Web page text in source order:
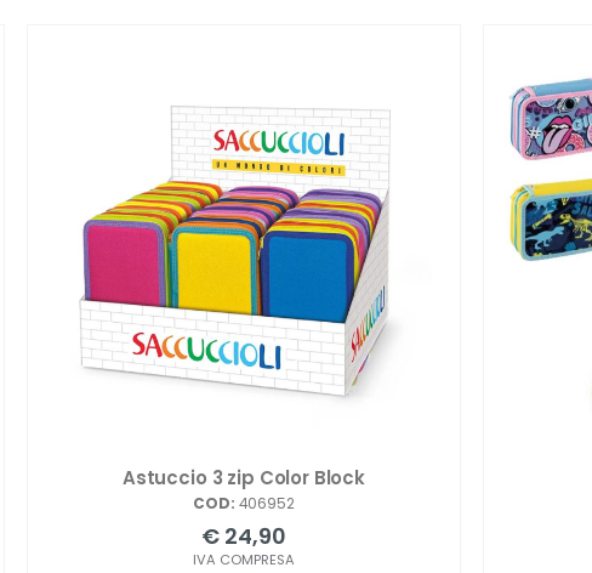
Astuccio 3 zip Color Block
COD: 406952
€ 24,90
IVA COMPRESA